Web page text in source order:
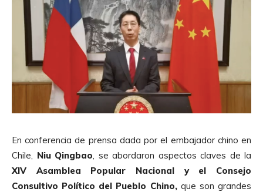
En conferencia de prensa dada por el embajador chino en
Chile, Niu Qingbao , se abordaron aspectos claves de la
XIV Asamblea Popular Nacional y el Consejo
Consultivo Político del Pueblo Chino,que son grandes